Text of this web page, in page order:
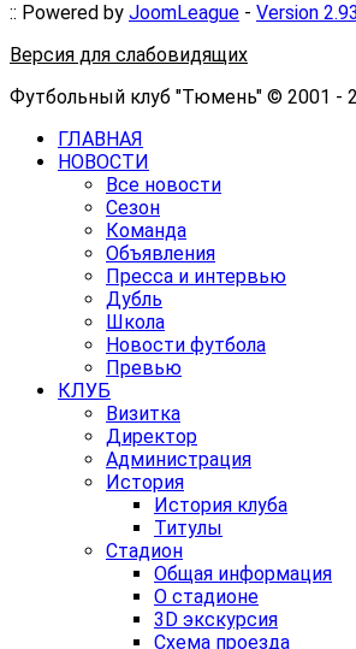
:: Powered by JoomLeague - Version
Версия для слабовидящих
Футбольный клуб "Тюмень" © 2001 -
ГЛАВНАЯ
НОВОСТИ
Все новости
Сезон
Команда
Объявления
Пресса и интервью
Дубль
Школа
Новости футбола
Превью
КЛУБ
Визитка
Директор
Администрация
История
История клуба
Титулы
Стадион
Общая информация
О стадионе
3D экскурсия
Схема проезда